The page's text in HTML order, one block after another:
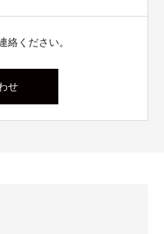
絡ください。
せ